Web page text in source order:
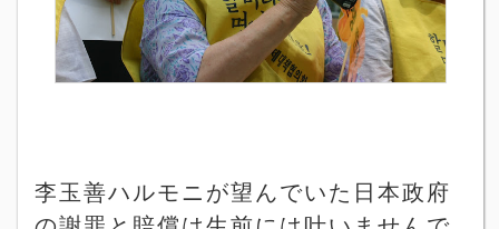
李玉善ハルモニが望んでいた日本政府